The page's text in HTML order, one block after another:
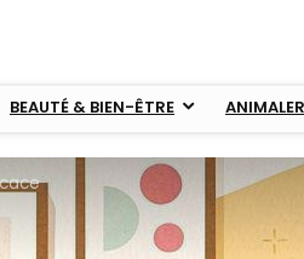
BEAUTÉ & BIEN-ÊTRE